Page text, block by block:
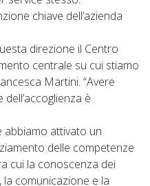
chiave dell’azienda
direzione il Centro
centrale su cui stiamo
Martini. “Avere
è
attivato un
delle competenze
cui la conoscenza dei
la comunicazione e la